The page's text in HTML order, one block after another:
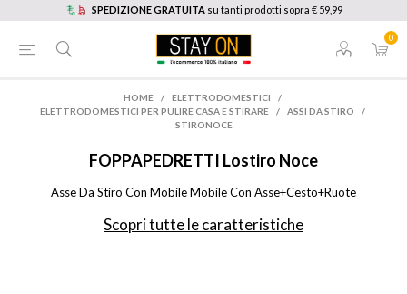
SPEDIZIONE GRATUITA su tanti prodotti sopra € 59,99
0
HOME / ELETTRODOMESTICI
/
ELETTRODOMESTICI PER PULIRE CASA E STIRARE
/ ASSI DA STIRO
/
STIRONOCE
FOPPAPEDRETTI Lostiro Noce
Asse Da Stiro Con Mobile Mobile Con Asse+Cesto+Ruote
Scopri tutte le caratteristiche